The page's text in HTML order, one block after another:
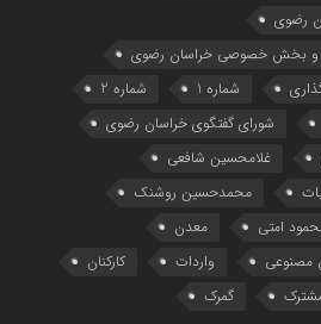
رضوی
و بخش خصوصی خراسان رضوی
شماره 1
شماره 2
شورای گفتگوی خراسان رضوی
غلامحسین شافعی
محمدحسین روشنک
امتی
معدن
واردات
کارکنان
گمرک